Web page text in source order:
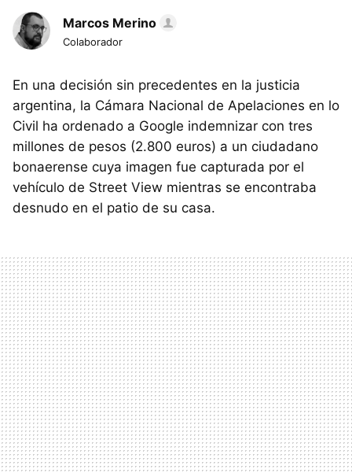
Marcos Merino
Colaborador
En una decisión sin precedentes en la justicia
argentina, la Cámara Nacional de Apelaciones en lo
Civil ha ordenado a Google indemnizar con tres
millones de pesos (2.800 euros) a un ciudadano
bonaerense cuya imagen fue capturada por el
vehículo de Street View mientras se encontraba
desnudo en el patio de su casa.